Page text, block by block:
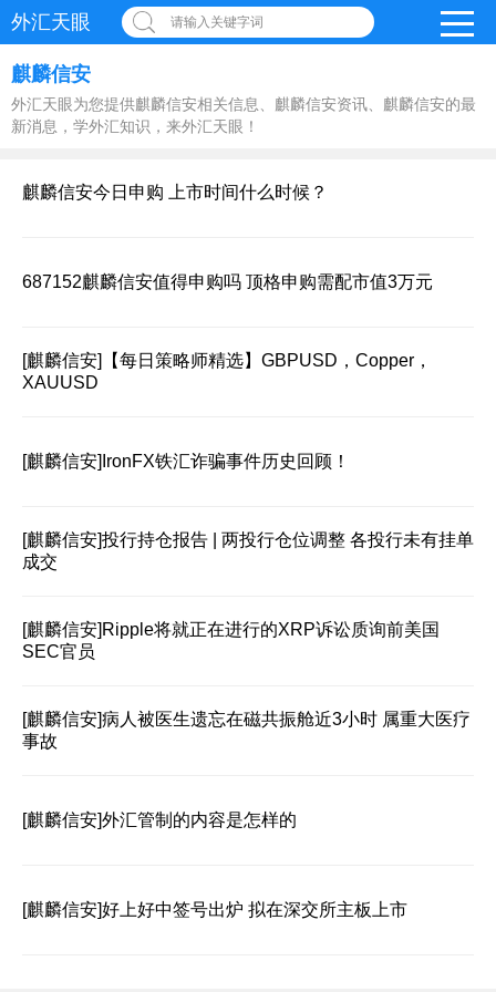
外汇天眼 请输入关键字词
麒麟信安
外汇天眼为您提供麒麟信安相关信息、麒麟信安资讯、麒麟信安的最
新消息，学外汇知识，来外汇天眼！
麒麟信安今日申购 上市时间什么时候？
687152麒麟信安值得申购吗 顶格申购需配市值3万元
[麒麟信安]
【每日策略师精选】GBPUSD，Copper，
XAUUSD
[麒麟信安] IronFX铁汇诈骗事件历史回顾！
[麒麟信安]投行持仓报告 | 两投行仓位调整 各投行未有挂单
成交
[麒麟信安] Ripple将就正在进行的XRP诉讼质询前美国
SEC官员
[麒麟信安]病人被医生遗忘在磁共振舱近3小时 属重大医疗
事故
[麒麟信安]外汇管制的内容是怎样的
[麒麟信安]好上好中签号出炉 拟在深交所主板上市